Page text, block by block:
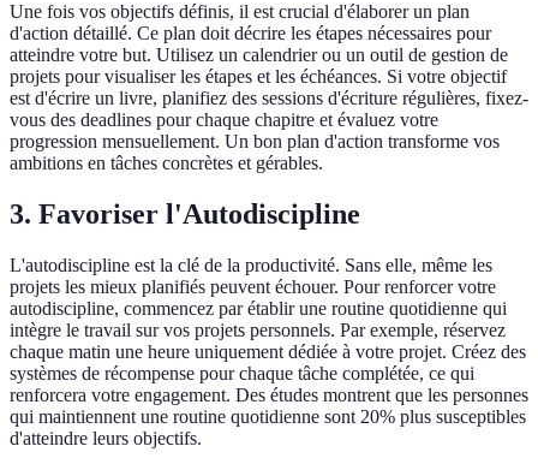
Une fois vos objectifs définis, il est crucial d'élaborer un plan
d'action détaillé. Ce plan doit décrire les étapes nécessaires pour
atteindre votre but. Utilisez un calendrier ou un outil de gestion de
projets pour visualiser les étapes et les échéances. Si votre objectif
est d'écrire un livre, planifiez des sessions d'écriture régulières, fixez-
vous des deadlines pour chaque chapitre et évaluez votre
progression mensuellement. Un bon plan d'action transforme vos
ambitions en tâches concrètes et gérables.
3. Favoriser l'Autodiscipline
L'autodiscipline est la clé de la productivité. Sans elle, même les
projets les mieux planifiés peuvent échouer. Pour renforcer votre
autodiscipline, commencez par établir une routine quotidienne qui
intègre le travail sur vos projets personnels. Par exemple, réservez
chaque matin une heure uniquement dédiée à votre projet. Créez des
systèmes de récompense pour chaque tâche complétée, ce qui
renforcera votre engagement. Des études montrent que les personnes
qui maintiennent une routine quotidienne sont 20% plus susceptibles
d'atteindre leurs objectifs.